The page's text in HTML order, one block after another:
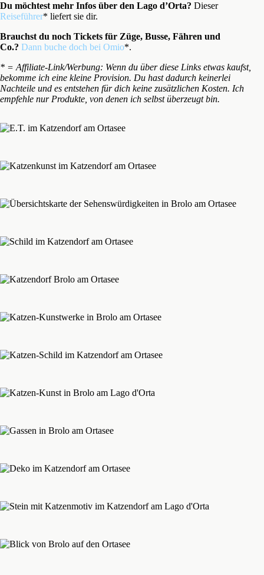
Du möchtest mehr Infos über den Lago d’Orta? Dieser
Reiseführer* liefert sie dir.
Brauchst du noch Tickets für Züge, Busse, Fähren und
Co.? Dann buche doch bei Omio*.
* = Affiliate-Link/Werbung: Wenn du über diese Links etwas kaufst,
bekomme ich eine kleine Provision. Du hast dadurch keinerlei
Nachteile und es entstehen für dich keine zusätzlichen Kosten. Ich
empfehle nur Produkte, von denen ich selbst überzeugt bin.